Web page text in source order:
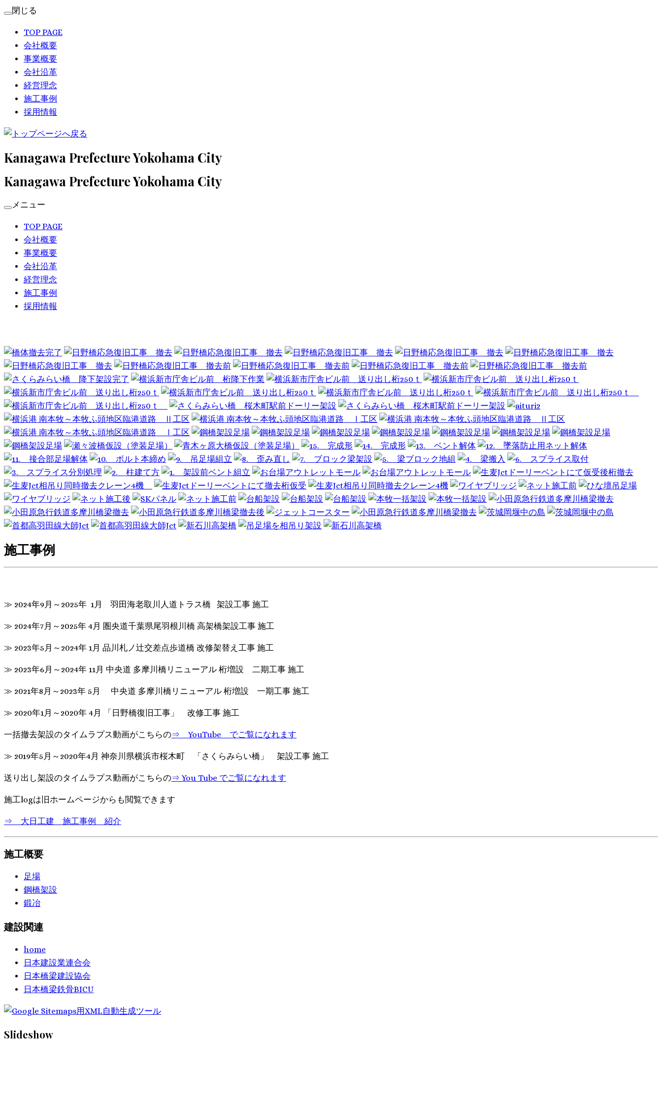
コ
プ
閉じる
TOP PAGE
会社概要
事業概要
会社沿革
経営理念
施工事例
採用情報
Kanagawa Prefecture Yokohama City
Kanagawa Prefecture Yokohama City
メニュー
TOP PAGE
会社概要
事業概要
会社沿革
経営理念
施工事例
採用情報
施工事例
≫ 2024年9月～2025年 1月 羽田海老取川人道トラス橋 架設工事 施工
≫ 2024年7月～2025年 4月 圏央道千葉県尾羽根川橋 高架橋架設工事 施工
≫ 2023年5月～2024年 1月 品川札ノ辻交差点歩道橋 改修架替え工事 施工
≫ 2023年6月～2024年 11月 中央道 多摩川橋リニューアル 桁増設 二期工事 施工
≫ 2021年8月～2023年 5月 中央道 多摩川橋リニューアル 桁増設 一期工事 施工
≫ 2020年1月～2020年 4月 「日野橋復旧工事」 改修工事 施工
一括撤去架設のタイムラプス動画がこちらの⇒ YouTube でご覧になれます
≫ 2019年5月～2020年4月 神奈川県横浜市桜木町 「さくらみらい橋」 架設工事 施工
送り出し架設のタイムラプス動画がこちらの⇒ You Tube でご覧になれます
施工logは旧ホームページからも閲覧できます
⇒ 大日工建 施工事例 紹介
施工概要
足場
鋼橋架設
鍛冶
建設関連
home
日本建設業連合会
日本橋梁建設協会
日本橋梁鉄骨BICU
Slideshow